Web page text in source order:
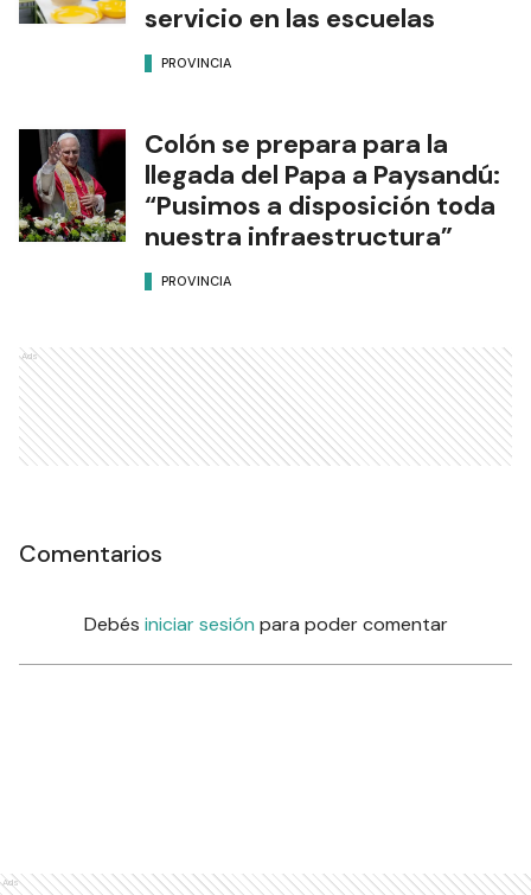
servicio en las escuelas
PROVINCIA
Colón se prepara para la
llegada del Papa a Paysandú:
“Pusimos a disposición toda
nuestra infraestructura”
PROVINCIA
Ads
Comentarios
Debés iniciar sesión para poder comentar
Ads